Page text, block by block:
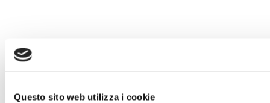
Questo sito web utilizza i cookie